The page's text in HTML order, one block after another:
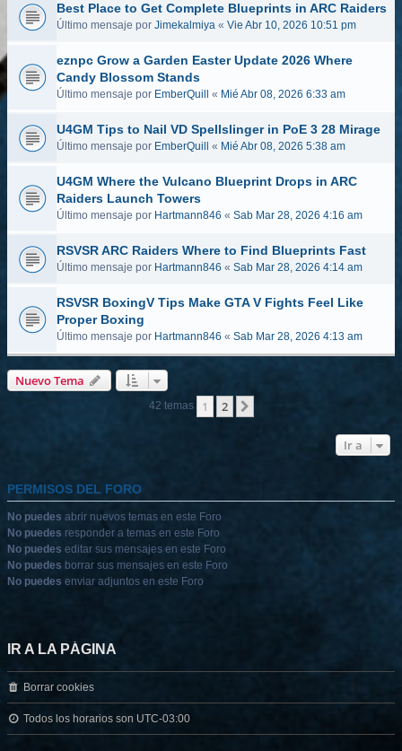
Best Place to Get Complete Blueprints in ARC Raiders
Último mensaje por Jimekalmiya « Vie Abr 10, 2026 10:51 pm
eznpc Grow a Garden Easter Update 2026 Where
Candy Blossom Stands
Último mensaje por EmberQuill « Mié Abr 08, 2026 6:33 am
U4GM Tips to Nail VD Spellslinger in PoE 3 28 Mirage
Último mensaje por EmberQuill « Mié Abr 08, 2026 5:38 am
U4GM Where the Vulcano Blueprint Drops in ARC
Raiders Launch Towers
Último mensaje por Hartmann846 « Sab Mar 28, 2026 4:16 am
RSVSR ARC Raiders Where to Find Blueprints Fast
Último mensaje por Hartmann846 « Sab Mar 28, 2026 4:14 am
RSVSR BoxingV Tips Make GTA V Fights Feel Like
Proper Boxing
Último mensaje por Hartmann846 « Sab Mar 28, 2026 4:13 am
Nuevo Tema
42 temas 1 2
Ir a
PERMISOS DEL FORO
No puedes abrir nuevos temas en este Foro
No puedes responder a temas en este Foro
No puedes editar sus mensajes en este Foro
No puedes borrar sus mensajes en este Foro
No puedes enviar adjuntos en este Foro
IR A LA PÁGINA
Borrar cookies
Todos los horarios son UTC-03:00